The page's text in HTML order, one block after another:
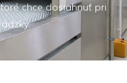
chce dosiahnuť pri